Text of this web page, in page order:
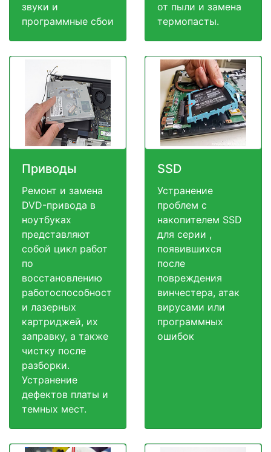
звуки и
программные сбои
от пыли и замена
термопасты.
Приводы
Ремонт и замена
DVD-привода в
ноутбуках
представляют
собой цикл работ
по
восстановлению
работоспособност
и лазерных
картриджей, их
заправку, а также
чистку после
разборки.
Устранение
дефектов платы и
темных мест.
SSD
Устранение
проблем с
накопителем SSD
для серии ,
появившихся
после
повреждения
винчестера, атак
вирусами или
программных
ошибок